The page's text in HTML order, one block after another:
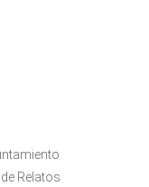
Relatos